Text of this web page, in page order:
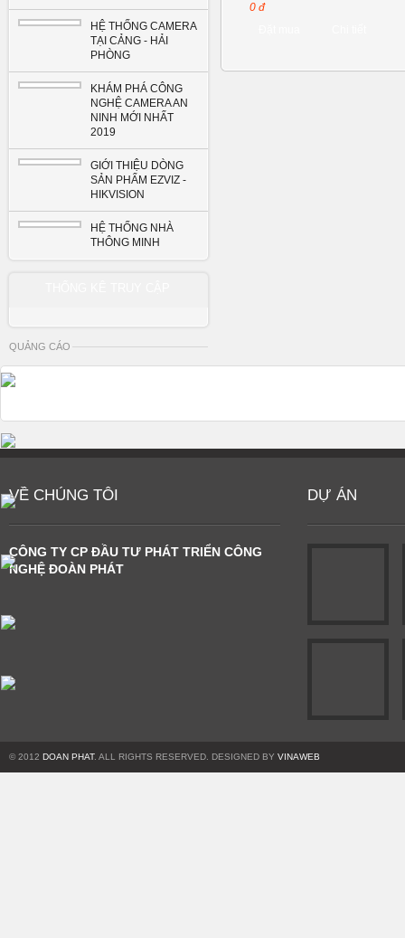
HỆ THỐNG CAMERA
TẠI CẢNG - HẢI
PHÒNG
KHÁM PHÁ CÔNG
NGHỆ CAMERA AN
NINH MỚI NHẤT
2019
GIỚI THIỆU DÒNG
SẢN PHẨM EZVIZ -
HIKVISION
HỆ THỐNG NHÀ
THÔNG MINH
QUẢNG CÁO
0 đ
VỀ CHÚNG TÔI
CÔNG TY CP ĐẦU TƯ PHÁT TRIỂN CÔNG
NGHỆ ĐOÀN PHÁT
DỰ ÁN
© 2012 DOAN PHAT. ALL RIGHTS RESERVED. DESIGNED BY VINAWEB